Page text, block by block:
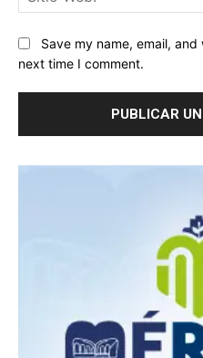
Save my name, email,
next time I comment.